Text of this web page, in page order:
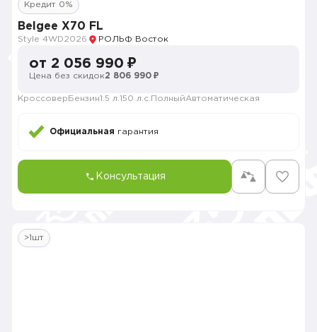
Кредит 0%
Belgee X70 FL
Style 4WD2026 РОЛЬФ Восток
от 2 056 990 ₽
Цена без скидок2 806 990 ₽
Кроссовер Бензин1.5 л. 150 л.с. ПолныйАвтоматическая
Официальная гарантия
Консультация
>1шт